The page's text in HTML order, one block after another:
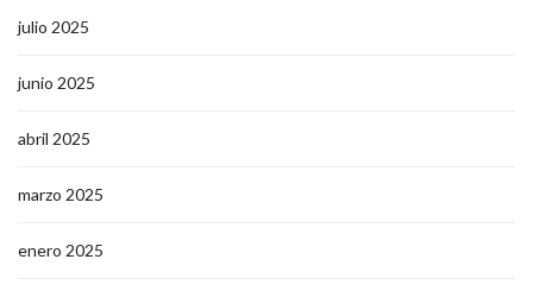
julio 2025
junio 2025
abril 2025
marzo 2025
enero 2025